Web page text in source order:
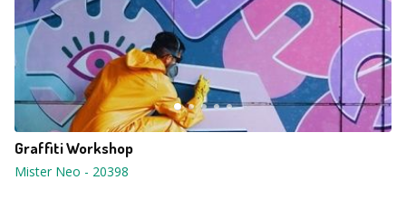
Graffiti Workshop
Mister Neo - 20398